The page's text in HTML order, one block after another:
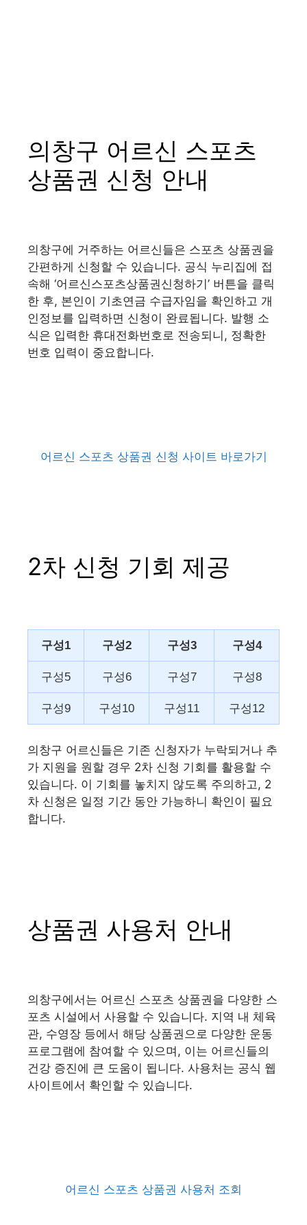
의창구 어르신 스포츠
상품권 신청 안내
의창구에 거주하는 어르신들은 스포츠 상품권을
간편하게 신청할 수 있습니다. 공식 누리집에 접
속해 ‘어르신스포츠상품권신청하기’ 버튼을 클릭
한 후, 본인이 기초연금 수급자임을 확인하고 개
인정보를 입력하면 신청이 완료됩니다. 발행 소
식은 입력한 휴대전화번호로 전송되니, 정확한
번호 입력이 중요합니다.
어르신 스포츠 상품권 신청 사이트 바로가기
2차 신청 기회 제공
구성1 구성2 구성3 구성4
구성5 구성6 구성7 구성8
구성9 구성10 구성11 구성12
의창구 어르신들은 기존 신청자가 누락되거나 추
가 지원을 원할 경우 2차 신청 기회를 활용할 수
있습니다. 이 기회를 놓치지 않도록 주의하고, 2
차 신청은 일정 기간 동안 가능하니 확인이 필요
합니다.
상품권 사용처 안내
의창구에서는 어르신 스포츠 상품권을 다양한 스
포츠 시설에서 사용할 수 있습니다. 지역 내 체육
관, 수영장 등에서 해당 상품권으로 다양한 운동
프로그램에 참여할 수 있으며, 이는 어르신들의
건강 증진에 큰 도움이 됩니다. 사용처는 공식 웹
사이트에서 확인할 수 있습니다.
어르신 스포츠 상품권 사용처 조회